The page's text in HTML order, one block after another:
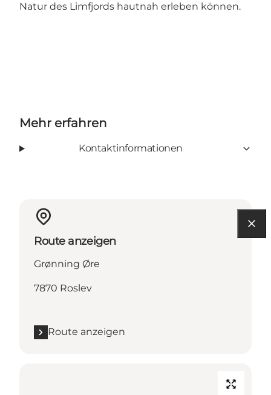
Natur des Limfjords hautnah erleben können.
Mehr erfahren
Kontaktinformationen
Route anzeigen
Grønning Øre
7870 Roslev
Route anzeigen